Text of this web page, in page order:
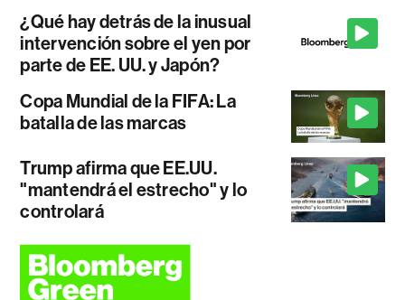
¿Qué hay detrás de la inusual
intervención sobre el yen por
parte de EE. UU. y Japón?
Copa Mundial de la FIFA: La
batalla de las marcas
Trump afirma que EE.UU.
"mantendrá el estrecho" y lo
controlará